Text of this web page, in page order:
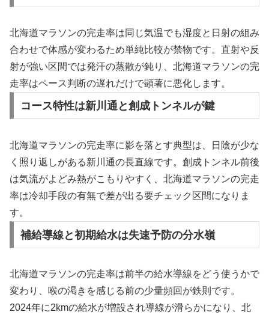
北海道マラソンの完走率は同じ気温でも湿度と日射の組み
合わせで体感が変わるため単純比較が禁物です。直射や反
射が強い区間では発汗の蒸散が鈍り、北海道マラソンの完
走率はペース判断の遅れだけで顕著に悪化します。
コース特性は新川通と創成トンネルが鍵
北海道マラソンの完走率に影を落とす典型は、日陰が少な
く照り返しがある新川通の長直線です。創成トンネル前後
は気流がよどみ熱がこもりやすく、北海道マラソンの完走
率は冷却手段の有無で差が出る要チェック区間になりま
す。
補給導線と初期給水は失速予防の分水嶺
北海道マラソンの完走率は前半の給水導線をどう使うかで
変わり、喉の渇きを感じる前の少量頻回が鉄則です。
2024年に2kmの給水が増設され導線が滑らかになり、北